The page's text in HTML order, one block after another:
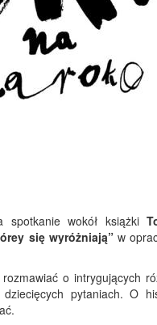
wokół książki
się wyróżniają”w
o intrygujących
pytaniach. O